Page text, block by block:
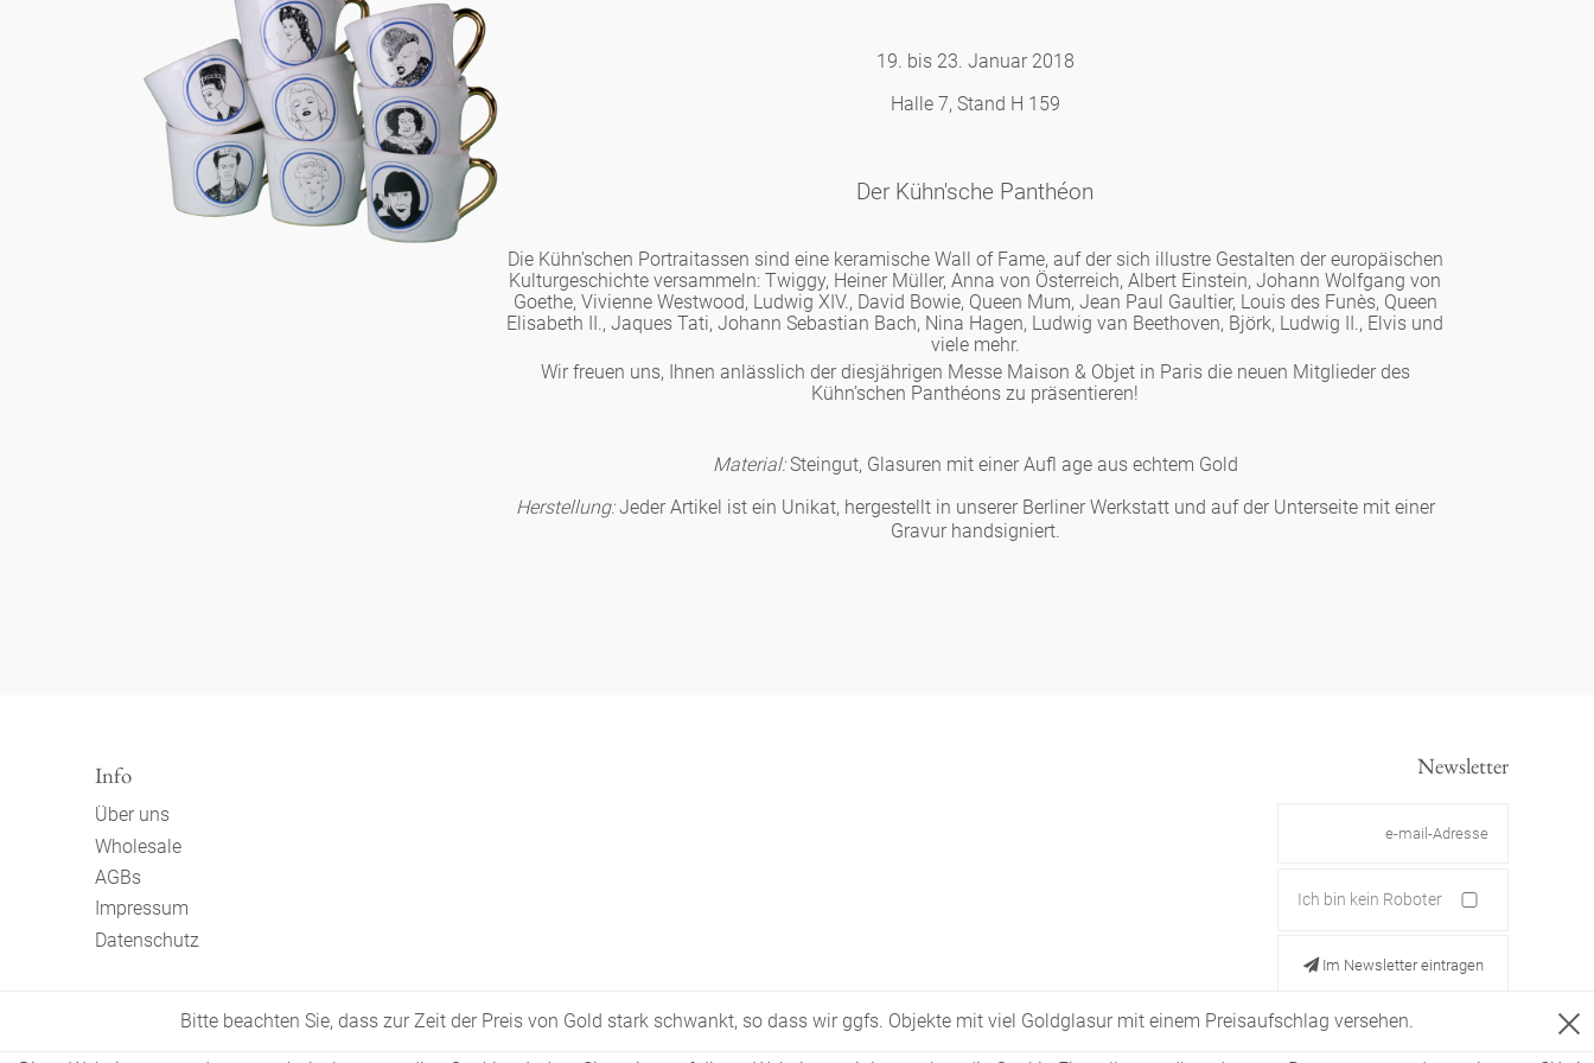
Babylon
19. bis 23. Januar 2018
Halle 7, Stand H 159
Der Kühn'sche Panthéon
Die Kühn’schen Portraitassen sind eine keramische Wall of Fame, auf der sich illustre Gestalten der europäischen
Kulturgeschichte versammeln: Twiggy, Heiner Müller, Anna von Österreich, Albert Einstein, Johann Wolfgang von
Goethe, Vivienne Westwood, Ludwig XIV., David Bowie, Queen Mum, Jean Paul Gaultier, Louis des Funès, Queen
Elisabeth II., Jaques Tati, Johann Sebastian Bach, Nina Hagen, Ludwig van Beethoven, Björk, Ludwig II., Elvis und
viele mehr.
Wir freuen uns, Ihnen anlässlich der diesjährigen Messe Maison & Objet in Paris die neuen Mitglieder des
Kühn’schen Panthéons zu präsentieren!
Material:Steingut, Glasuren mit einer Aufl age aus echtem Gold
Herstellung:Jeder Artikel ist ein Unikat, hergestellt in unserer Berliner Werkstatt und auf der Unterseite mit einer
Gravur handsigniert.
Info
Über uns
Wholesale
AGBs
Impressum
Datenschutz
Newsletter
Ich bin kein Roboter
Im Newsletter eintragen
Bitte beachten Sie, dass zur Zeit der Preis von Gold stark schwankt, so dass wir ggfs. Objekte mit viel Goldglasur mit einem Preisaufschlag versehen.